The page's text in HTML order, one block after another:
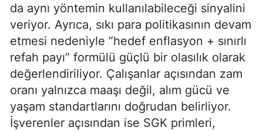
da aynı yöntemin kullanılabileceği sinyalini
veriyor. Ayrıca, sıkı para politikasının devam
etmesi nedeniyle “hedef enflasyon + sınırlı
refah payı” formülü güçlü bir olasılık olarak
değerlendiriliyor. Çalışanlar açısından zam
oranı yalnızca maaşı değil, alım gücü ve
yaşam standartlarını doğrudan belirliyor.
İşverenler açısından ise SGK primleri,